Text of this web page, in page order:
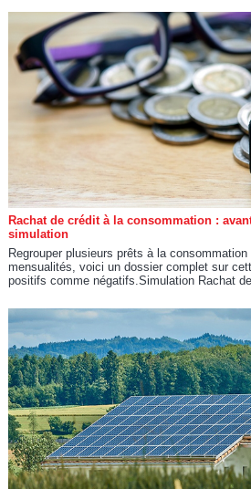
Rachat de crédit à la consommation :
simulation
Regrouper plusieurs prêts à la
mensualités, voici un dossier complet sur
positifs comme négatifs.Simulation Rachat de